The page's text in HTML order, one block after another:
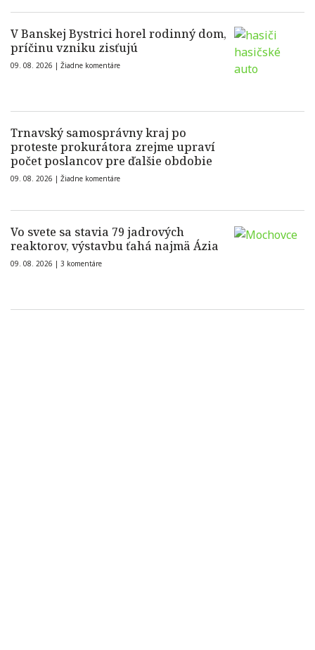
V Banskej Bystrici horel rodinný dom,
príčinu vzniku zisťujú
09. 08. 2026 | Žiadne komentáre
Trnavský samosprávny kraj po
proteste prokurátora zrejme upraví
počet poslancov pre ďalšie obdobie
09. 08. 2026 | Žiadne komentáre
Vo svete sa stavia 79 jadrových
reaktorov, výstavbu ťahá najmä Ázia
09. 08. 2026 | 3 komentáre